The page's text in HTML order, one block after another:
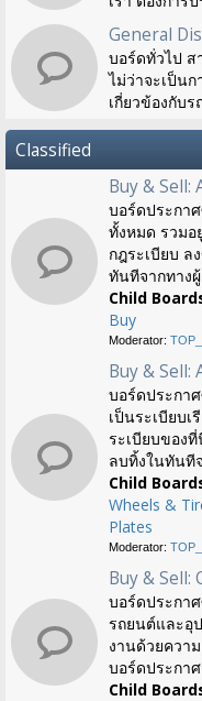
General
บอร์ดทั่วไป ส
ไม่ว่าจะเป็น
เกี่ยวข้องกับ
Classified
Buy & Sell:
บอร์ดประกา
ทั้งหมด รวมอ
กฎระเบียบ ล
ทันทีจากทาง
Child
Buy
Moderator:
Buy & Sell:
บอร์ดประกา
เป็นระเบียบ
ระเบียบของ
ลบทิ้งในทันที
Child
Wheels &
Plates
Moderator:
Buy & Sell:
บอร์ดประกา
รถยนต์และอุ
งานด้วยควา
บอร์ดประกา
Child